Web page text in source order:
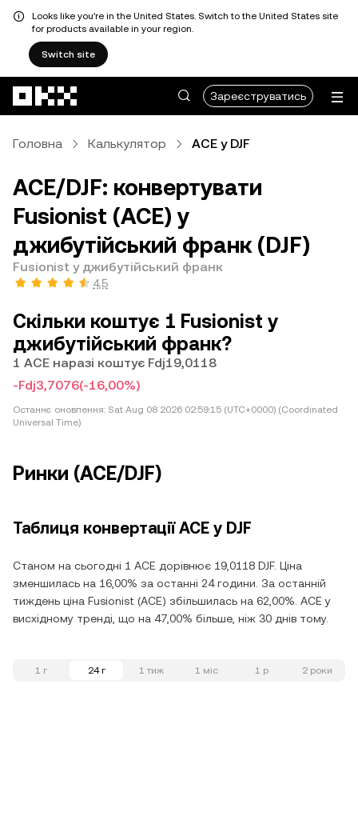
Looks like you're in the United States. Switch to the United States site
for products available in your region.
Switch site
Зареєструватись
Головна Калькулятор ACE у DJF
ACE/DJF: конвертувати
Fusionist (ACE) у
джибутійський франк (DJF)
Fusionist у джибутійський франк
4,5
Скільки коштує 1 Fusionist у
джибутійський франк?
1 ACE наразі коштує Fdj19,0118
-Fdj3,7076(-16,00%)
Останнє оновлення: Sat Aug 08 2026 02:59:15 (UTC+0000) (Coordinated
Universal Time)
Ринки (ACE/DJF)
Таблиця конвертації ACE у DJF
Станом на сьогодні 1 ACE дорівнює 19,0118 DJF. Ціна
зменшилась на 16,00% за останні 24 години. За останній
тиждень ціна Fusionist (ACE) збільшилась на 62,00%. ACE у
висхідному тренді, що на 47,00% більше, ніж 30 днів тому.
1 г 24 г 1 тиж 1 міс 1 р 2 роки